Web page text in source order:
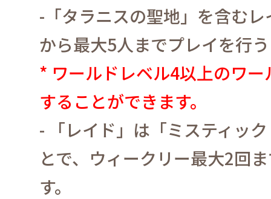
- 「タラニスの聖地」を含む
から最大5人までプレイを行
* ワールドレベル4以上のワー
することができます。
-
「レイド」は「ミスティッ
とで、ウィークリー最大2回
す。